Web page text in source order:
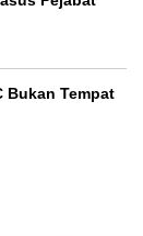
Bukan Tempat